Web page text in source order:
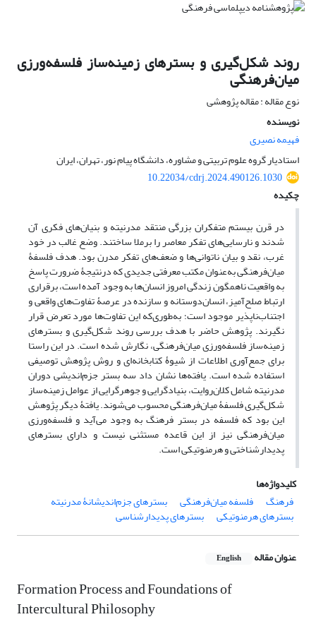
روند شکل‌گیری و بسترهای زمینه‌ساز فلسفه‌ورزی
میان‌فرهنگی
نوع مقاله : مقاله پژوهشی
نویسنده
فهیمه نصیری
استادیار گروه علوم تربیتی و مشاوره، دانشگاه پیام نور، تهران، ایران
10.22034/cdrj.2024.490126.1030
چکیده
در قرن بیستم متفکران بزرگی منتقد مدرنیته و بنیان‌های فکری آن
شدند و نارسایی‌های تفکر معاصر را برملا ساختند. وضع غالب در خود
غرب، نقد و بیان ناتوانی‌ها و ضعف‌های تفکر مدرن بود. هدف فلسفۀ
میان‌فرهنگی به‌عنوان مکتب معرفتی جدیدی که درنتیجۀ ضرورت پاسخ
به واقعیت ناهمگون زندگی امروز انسان‌ها به وجود آمده است، برقراری
ارتباط صلح‌آمیز، انسان‌دوستانه و سازنده در عرصۀ تفاوت‌های واقعی و
اجتناب‌ناپذیر موجود است؛ به‌طوری‌که این تفاوت‌ها مورد تعرض قرار
نگیرند. پژوهش حاضر با هدف بررسی روند شکل‌گیری و بسترهای
زمینه‌ساز فلسفه‌ورزی میان‌فرهنگی، نگارش شده است. در این راستا
برای جمع‌آوری اطلاعات از شیوۀ کتابخانه‌ای و روش پژوهش توصیفی
استفاده شده است. یافته‌ها نشان داد سه بستر جزم‌اندیشی دوران
مدرنیته شامل کلان‌روایت، بنیادگرایی و جوهرگرایی از عوامل زمینه‌ساز
شکل‌گیری فلسفۀ میان‌فرهنگی محسوب می‌شوند. یافتۀ دیگر پژوهش
این بود که فلسفه در بستر فرهنگ به وجود می‌آید و فلسفه‌ورزی
میان‌فرهنگی نیز از این قاعده مستثنی نیست و دارای بسترهای
پدیدارشناختی و هرمنوتیکی است.
کلیدواژه‌ها
فرهنگ
فلسفه میان‌فرهنگی بسترهای جزم‌اندیشانۀ مدرنیته
بسترهای هرمنوتیکی بسترهای پدیدارشناسی
عنوان مقاله English
Formation Process and Foundations of
Intercultural Philosophy